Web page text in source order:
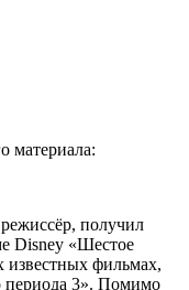
материала:
получил
Disney «Шестое
известных фильмах,
периода 3». Помимо